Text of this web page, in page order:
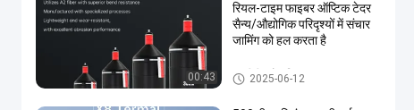
00:43
रियल-टाइम फाइबर ऑप्टिक टेदर
सैन्य/औद्योगिक परिदृश्यों में संचार
जामिंग को हल करता है
एफपीवी ड्रोन किट
2025-06-12